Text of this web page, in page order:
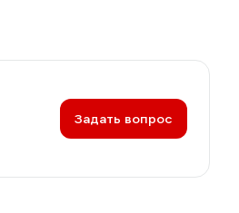
Задать вопрос